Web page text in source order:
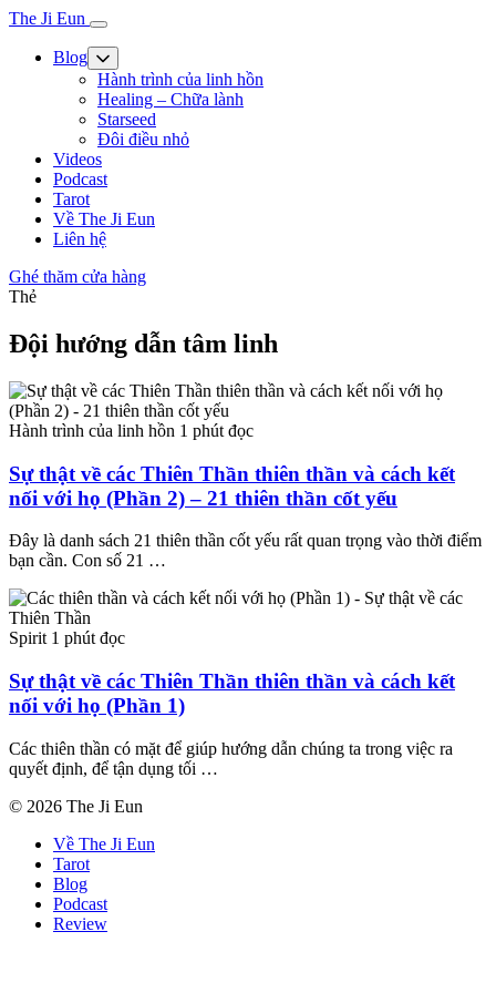
The Ji Eun
Blog
Hành trình của linh hồn
Healing – Chữa lành
Starseed
Đôi điều nhỏ
Videos
Podcast
Tarot
Về The Ji Eun
Liên hệ
Ghé thăm cửa hàng
Thẻ
Đội hướng dẫn tâm linh
Hành trình của linh hồn 1 phút đọc
Sự thật về các Thiên Thần thiên thần và cách kết
nối với họ (Phần 2) – 21 thiên thần cốt yếu
Đây là danh sách 21 thiên thần cốt yếu rất quan trọng vào thời điểm
bạn cần. Con số 21 …
Spirit 1 phút đọc
Sự thật về các Thiên Thần thiên thần và cách kết
nối với họ (Phần 1)
Các thiên thần có mặt để giúp hướng dẫn chúng ta trong việc ra
quyết định, để tận dụng tối …
© 2026 The Ji Eun
Về The Ji Eun
Tarot
Blog
Podcast
Review